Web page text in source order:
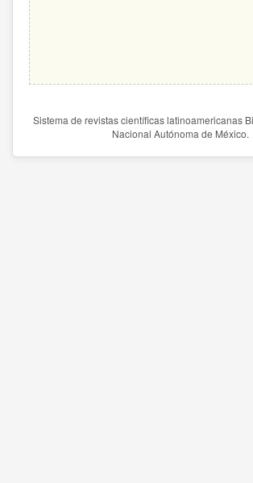
Sistema de revistas científicas latinoamericanas
Nacional Autónoma de México.